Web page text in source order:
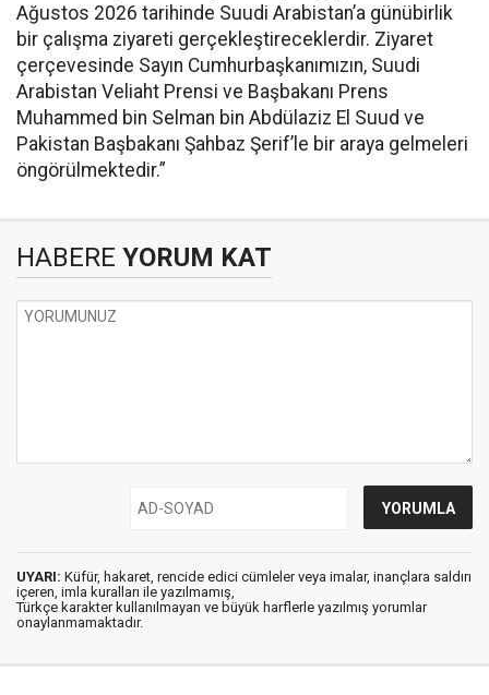
Ağustos 2026 tarihinde Suudi Arabistan’a günübirlik
bir çalışma ziyareti gerçekleştireceklerdir. Ziyaret
çerçevesinde Sayın Cumhurbaşkanımızın, Suudi
Arabistan Veliaht Prensi ve Başbakanı Prens
Muhammed bin Selman bin Abdülaziz El Suud ve
Pakistan Başbakanı Şahbaz Şerif’le bir araya gelmeleri
öngörülmektedir.”
HABERE YORUM KAT
UYARI: Küfür, hakaret, rencide edici cümleler veya imalar, inançlara saldırı
içeren, imla kuralları ile yazılmamış,
Türkçe karakter kullanılmayan ve büyük harflerle yazılmış yorumlar
onaylanmamaktadır.